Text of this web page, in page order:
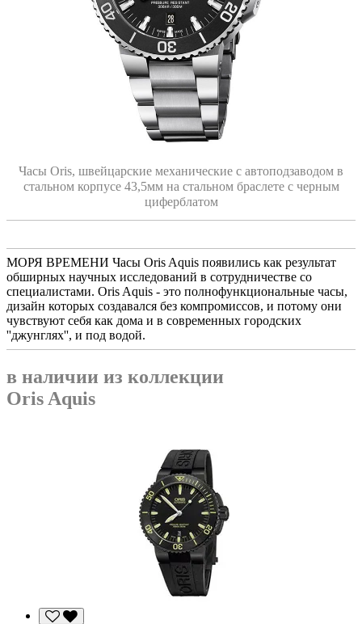
Часы Oris, швейцарские механические с автоподзаводом в
стальном корпусе 43,5мм на стальном браслете с черным
циферблатом
МОРЯ ВРЕМЕНИ Часы Oris Aquis появились как результат
обширных научных исследований в сотрудничестве со
специалистами. Oris Aquis - это полнофункциональные часы,
дизайн которых создавался без компромиссов, и потому они
чувствуют себя как дома и в современных городских
''джунглях'', и под водой.
в наличии из коллекции
Oris Aquis